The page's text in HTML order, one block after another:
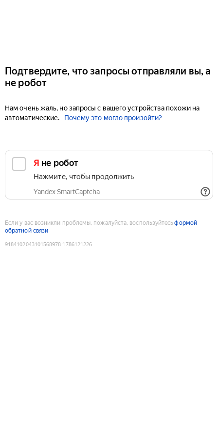
Подтвердите, что запросы отправляли вы, а
не робот
Нам очень жаль, но запросы с вашего устройства похожи на
автоматические.
Почему это могло произойти?
Я не робот
Нажмите, чтобы продолжить
Yandex SmartCaptcha
Если у вас возникли проблемы, пожалуйста, воспользуйтесьформой
обратной связи
9184102043101568978:1786121226